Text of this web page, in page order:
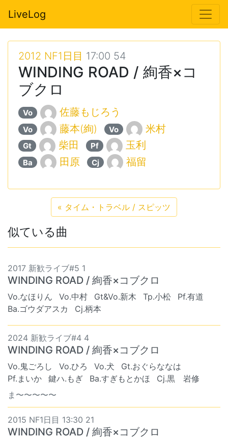
LiveLog
2012 NF1日目 17:00 54
WINDING ROAD / 絢香×コ
ブクロ
Vo 佐藤もじろう
Vo 藤本(絢) Vo 米村
Gt 柴田 Pf 玉利
Ba 田原 Cj 福留
« タイム・トラベル / スピッツ
似ている曲
2017 新歓ライブ#5 1
WINDING ROAD / 絢香×コブクロ
Vo.なほりん Vo.中村 Gt&Vo.新木 Tp.小松
Pf.有道
Ba.ゴウダアスカ
Cj.柄本
2024 新歓ライブ#4 4
WINDING ROAD / 絢香×コブクロ
Vo.鬼ごろし Vo.ひろ Vo.犬
Gt.おぐらななは
Pf.まいか
鍵ハ.もぎ Ba.すぎもとかほ
Cj.黒 岩修
ま〜〜〜〜〜
2015 NF1日目 13:30 21
WINDING ROAD / 絢香×コブクロ